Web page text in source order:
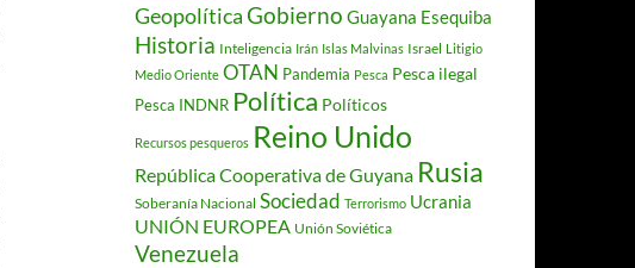
GeopolíticaGobierno Guayana Esequiba
Historia Inteligencia Irán Islas Malvinas Israel Litigio
Medio Oriente OTAN Pandemia Pesca Pesca ilegal
Pesca INDNR Política Políticos
Recursos pesqueros Reino Unido
República Cooperativa de Guyana Rusia
Soberanía Nacional Sociedad Terrorismo Ucrania
UNIÓN EUROPEA Unión Soviética
Venezuela